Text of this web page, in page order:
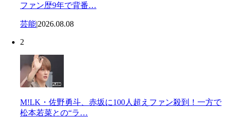
ファン歴9年で背番…
芸能|2026.08.08
2
M!LK・佐野勇斗、赤坂に100人超えファン殺到！一方で
松本若菜との“ラ…